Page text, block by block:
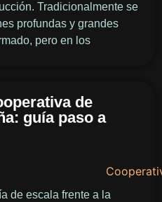
Tradicionalmente se
profundas y grandes
pero en los
de
guía paso a
de escala frente a la